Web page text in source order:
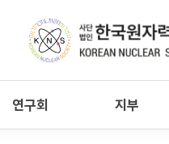
연구회 지부